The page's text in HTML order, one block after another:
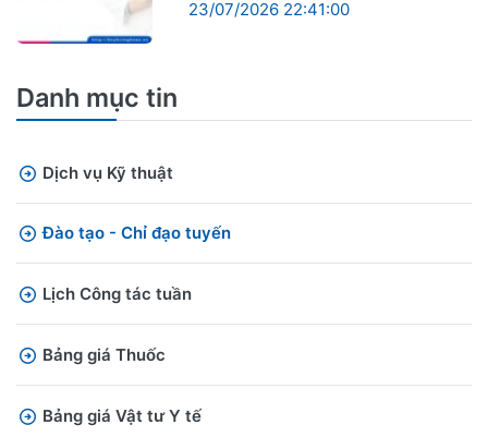
23/07/2026 22:41:00
Danh mục tin
Dịch vụ Kỹ thuật
Đào tạo - Chỉ đạo tuyến
Lịch Công tác tuần
Bảng giá Thuốc
Bảng giá Vật tư Y tế